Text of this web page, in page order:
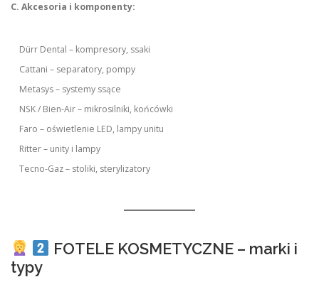
C. Akcesoria i komponenty:
Dürr Dental – kompresory, ssaki
Cattani – separatory, pompy
Metasys – systemy ssące
NSK / Bien-Air – mikrosilniki, końcówki
Faro – oświetlenie LED, lampy unitu
Ritter – unity i lampy
Tecno-Gaz – stoliki, sterylizatory
FOTELE KOSMETYCZNE – marki i
typy